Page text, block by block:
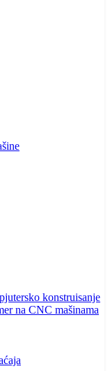
konstruisanje
na CNC mašinama